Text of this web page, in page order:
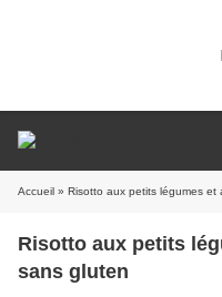
Accueil » Risotto aux petits légumes et
Risotto aux petits
sans gluten